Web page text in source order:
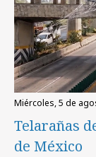
miércoles, 5 de
Telarañas
de México